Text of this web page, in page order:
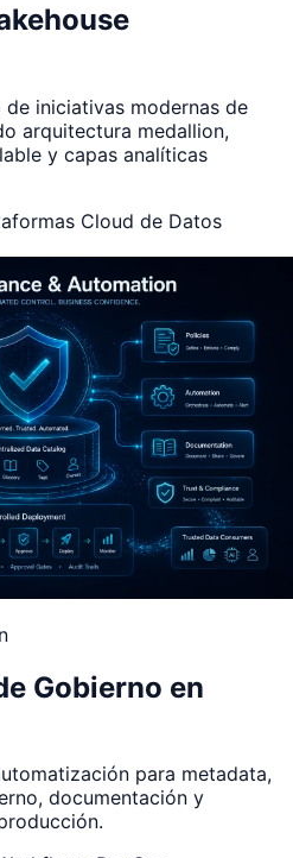
iniciativas modernas de
arquitectura medallion,
y capas analíticas
Cloud de Datos
Gobierno en
para metadata,
documentación y